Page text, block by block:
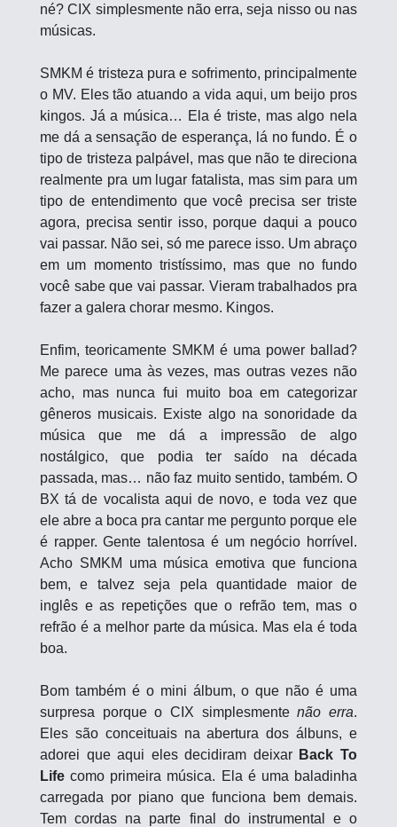
né? CIX simplesmente não erra, seja nisso ou nas
músicas.
SMKM é tristeza pura e sofrimento, principalmente
o MV. Eles tão atuando a vida aqui, um beijo pros
kingos. Já a música… Ela é triste, mas algo nela
me dá a sensação de esperança, lá no fundo. É o
tipo de tristeza palpável, mas que não te direciona
realmente pra um lugar fatalista, mas sim para um
tipo de entendimento que você precisa ser triste
agora, precisa sentir isso, porque daqui a pouco
vai passar. Não sei, só me parece isso. Um abraço
em um momento tristíssimo, mas que no fundo
você sabe que vai passar. Vieram trabalhados pra
fazer a galera chorar mesmo. Kingos.
Enfim, teoricamente SMKM é uma power ballad?
Me parece uma às vezes, mas outras vezes não
acho, mas nunca fui muito boa em categorizar
gêneros musicais. Existe algo na sonoridade da
música que me dá a impressão de algo
nostálgico, que podia ter saído na década
passada, mas… não faz muito sentido, também. O
BX tá de vocalista aqui de novo, e toda vez que
ele abre a boca pra cantar me pergunto porque ele
é rapper. Gente talentosa é um negócio horrível.
Acho SMKM uma música emotiva que funciona
bem, e talvez seja pela quantidade maior de
inglês e as repetições que o refrão tem, mas o
refrão é a melhor parte da música. Mas ela é toda
boa.
Bom também é o mini álbum, o que não é uma
surpresa porque o CIX simplesmente não erra.
Eles são conceituais na abertura dos álbuns, e
adorei que aqui eles decidiram deixar Back To
Life como primeira música. Ela é uma baladinha
carregada por piano que funciona bem demais.
Tem cordas na parte final do instrumental e o